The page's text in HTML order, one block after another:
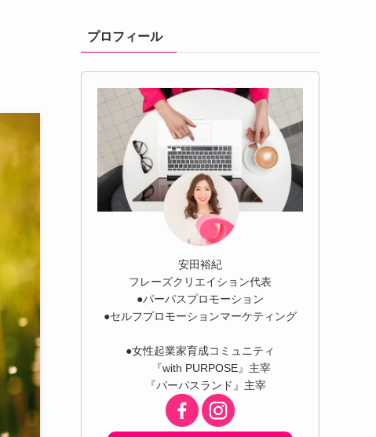
プロフィール
安田裕紀
フレーズクリエイション代表
●パーパスプロモーション
●セルフプロモーションマーケティング
●女性起業家育成コミュニティ
『with PURPOSE』主宰
『パーパスランド』主宰